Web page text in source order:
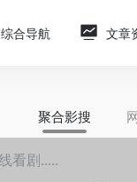
综合导航 文章
聚合影搜